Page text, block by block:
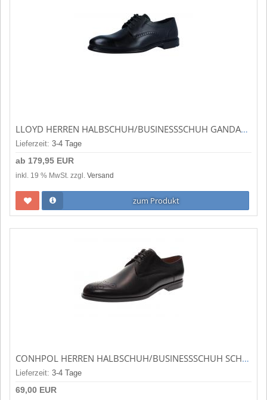
LLOYD HERREN HALBSCHUH/BUSINESSSCHUH GANDALF 0 - SCHWARZ (SCHWARZ) 1738300
Lieferzeit: 3-4 Tage
ab 179,95 EUR
inkl. 19 % MwSt. zzgl. Versand
zum Produkt
CONHPOL HERREN HALBSCHUH/BUSINESSSCHUH SCHWARZ C00C-8480-007V-00P28
Lieferzeit: 3-4 Tage
69,00 EUR